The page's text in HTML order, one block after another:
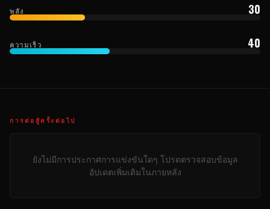
พลัง 30
ความเร็ว 40
การต่อสู้ครั้งต่อไป
ยังไม่มีการประกาศการแข่งขันใดๆ โปรดตรวจสอบข้อมูล
อัปเดตเพิ่มเติมในภายหลัง